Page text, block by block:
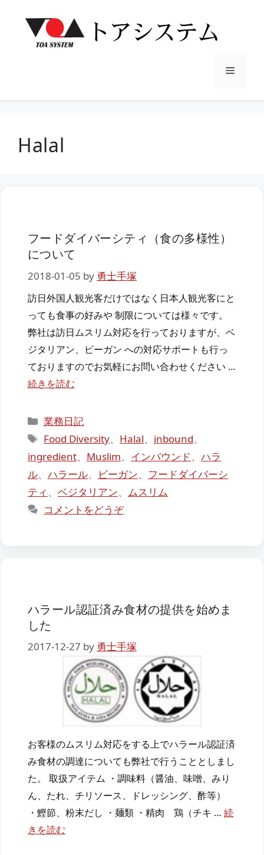
メ
Halal
フードダイバーシティ（食の多様性）
について
2018-01-05 by 勇士手塚
訪日外国人観光客だけではなく日本人観光客にと
っても食事の好みや 制限については様々です。
弊社は訪日ムスリム対応を行っておりますが、ベ
ジタリアン、ビーガン への対応サポートも行っ
ておりますのでお気軽にお問い合わせください …
続きを読む
カ
テ
リ
ー
業務日記
タ
グ
Food Diversity、 Halal、 inbound、
ingredient、 Muslim、 インバウンド、 ハラ
ル、 ハラール、 ビーガン、 フードダイバーシ
ティ 、 ベジタリアン、 ムスリム
コメントをどうぞ
ハラール認証済み食材の提供を始めま
した
2017-12-27 by 勇士手塚
お客様のムスリム対応をする上でハラール認証済
み食材の調達についても弊社で行うこととしまし
た。 取扱アイテム ・調味料（醤油、味噌、みり
ん、たれ、チリソース、ドレッシング、酢等）
・鰹節、粉末だし ・麺類 ・精肉 鶏（チキ … 続
きを読む